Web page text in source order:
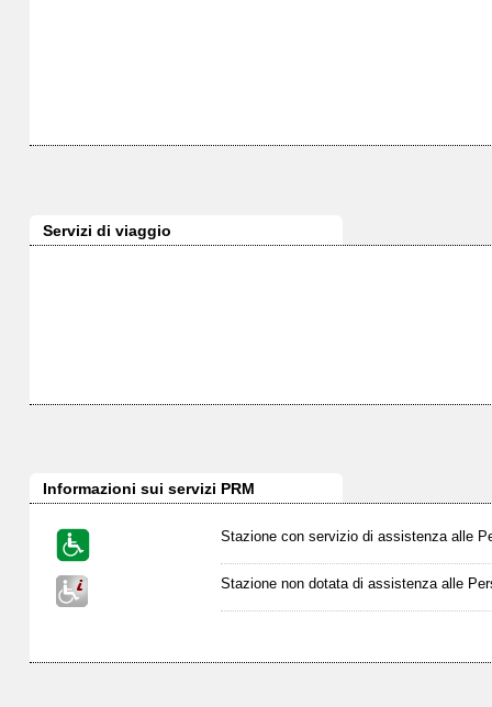
Servizi di viaggio
Informazioni sui servizi PRM
Stazione con servizio di assistenza alle
Stazione non dotata di assistenza alle